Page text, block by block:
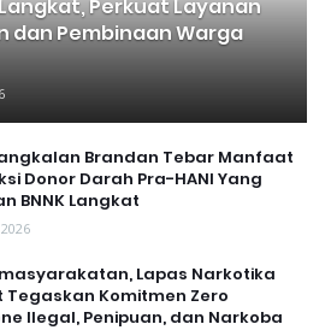
Perkuat Layanan
dan Pembinaan Warga
Brandan Tebar Manfaat
Donor Darah Pra-HANI Yang
BNNK Langkat
Lapas Narkotika
Tegaskan Komitmen Zero
llegal, Penipuan, dan Narkoba